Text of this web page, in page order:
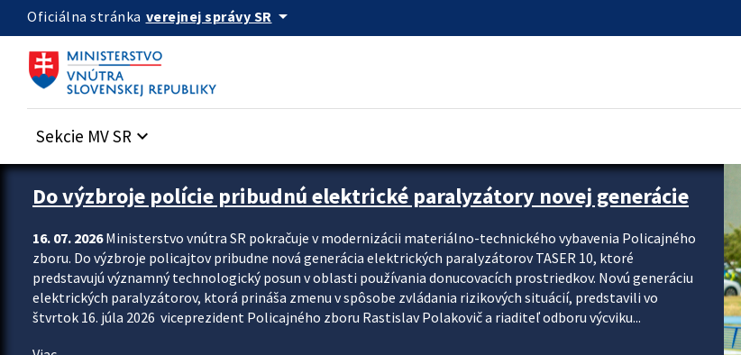
Preskocit na hlavný obsah
Oficiálna stránka verejnej správy SR arrow_drop_down
Sekcie MV SR keyboard_arrow_down
Zastavit automatický posun upútavok
Do výzbroje polície pribudnú elektrické paralyzátory novej generácie
16. 07. 2026Ministerstvo vnútra SR pokračuje v modernizácii materiálno-technického vybavenia Policajného
zboru. Do výzbroje policajtov pribudne nová generácia elektrických paralyzátorov TASER 10, ktoré
predstavujú významný technologický posun v oblasti používania donucovacích prostriedkov. Novú generáciu
elektrických paralyzátorov, ktorá prináša zmenu v spôsobe zvládania rizikových situácií, predstavili vo
štvrtok 16. júla 2026 viceprezident Policajného zboru Rastislav Polakovič a riaditeľ odboru výcviku...